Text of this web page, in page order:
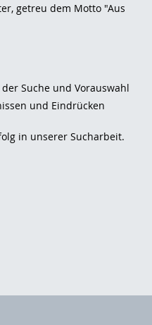
getreu dem Motto "Aus
Suche und Vorauswahl
und Eindrücken
in unserer Sucharbeit.